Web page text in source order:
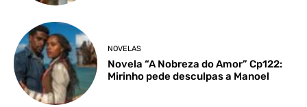
NOVELAS
Novela “A Nobreza do Amor” Cp122:
Mirinho pede desculpas a Manoel